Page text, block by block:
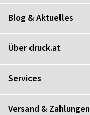
Blog & Aktuelles
Über druck.at
Services
Versand & Zahlungen